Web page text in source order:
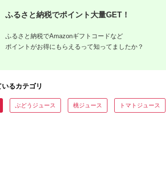
ス
んジュース ３本セッ
ト（愛媛県西予市明浜
5.0
粒 みかん ジュース 6
本 ／ 箱入 ストレート
5.0
125ml ×30
柑橘 スイ
だもの 防
産地直送
ふるさと納税でポイント大量GET！
ふるさと納税でAmazonギフトコードなど
ポイントがお得にもらえるって知ってましたか？
るカテゴリ
ぶどうジュース 桃ジュース トマトジュース